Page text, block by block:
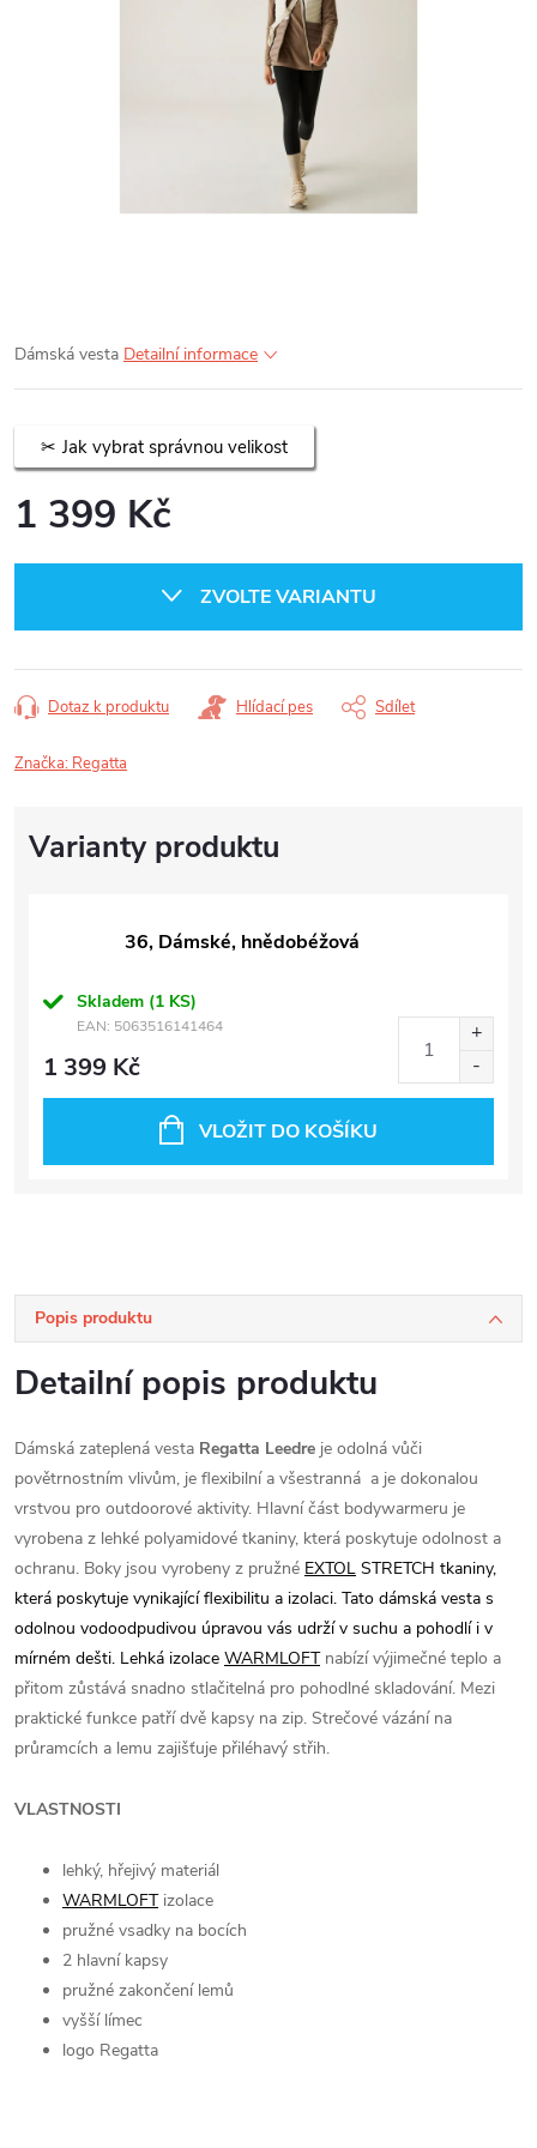
Dámská vesta Detailní informace
Jak vybrat správnou velikost
1 399 Kč
ZVOLTE VARIANTU
Dotaz k produktu Hlídací pes Sdílet
Značka: Regatta
36, Dámské, hnědobéžová
Skladem (1 KS)
EAN: 5063516141464
1 399 Kč
VLOŽIT DO KOŠÍKU
Popis produktu
Detailní popis produktu
Dámská zateplená vesta Regatta Leedre je odolná vůči
povětrnostním vlivům, je flexibilní a všestranná a je dokonalou
vrstvou pro outdoorové aktivity. Hlavní část bodywarmeru je
vyrobena z lehké polyamidové tkaniny, která poskytuje odolnost a
ochranu. Boky jsou vyrobeny z pružné EXTOL STRETCH tkaniny,
která poskytuje vynikající flexibilitu a izolaci. Tato dámská vesta s
odolnou vodoodpudivou úpravou vás udrží v suchu a pohodlí i v
mírném dešti. Lehká izolace WARMLOFT nabízí výjimečné teplo a
přitom zůstává snadno stlačitelná pro pohodlné skladování. Mezi
praktické funkce patří dvě kapsy na zip. Strečové vázání na
průramcích a lemu zajišťuje přiléhavý střih.
VLASTNOSTI
lehký, hřejivý materiál
WARMLOFTizolace
pružné vsadky na bocích
2 hlavní kapsy
pružné zakončení lemů
vyšší límec
logo Regatta